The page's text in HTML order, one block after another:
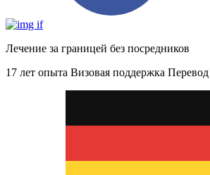
Лечение за границей без посредников
17 лет опыта Визовая поддержка